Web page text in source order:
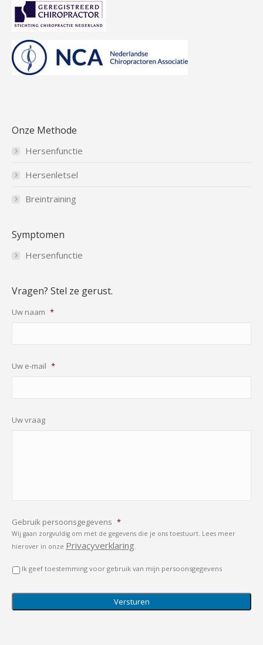
Onze Methode
Hersenfunctie
Hersenletsel
Breintraining
Symptomen
Hersenfunctie
Vragen? Stel ze gerust.
Uw naam *
Uw e-mail *
Uw vraag
Gebruik persoonsgegevens *
Wij gaan zorgvuldig om met de gegevens die je ons toestuurt. Lees meer
hierover in onze Privacyverklaring.
Ik geef toestemming voor gebruik van mijn persoonsgegevens